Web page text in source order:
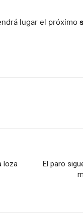
lugar el próximo
loza
El paro